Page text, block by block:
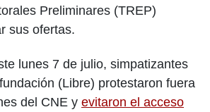
Preliminares (TREP)
sus ofertas.
lunes 7 de julio, simpatizantes
(Libre) protestaron fuera
del CNE y evitaron el acceso